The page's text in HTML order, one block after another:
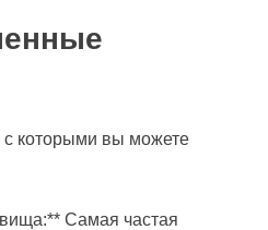
с которыми вы можете
Самая частая